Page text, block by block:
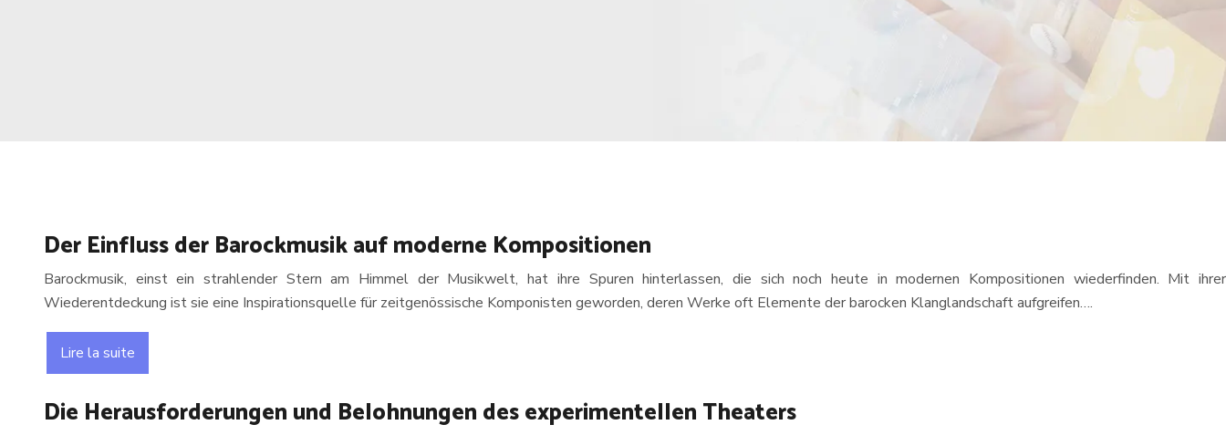
Der Einfluss der Barockmusik auf moderne Kompositionen
Barockmusik, einst ein strahlender Stern am Himmel der Musikwelt, hat ihre Spuren hinterlassen, die sich noch heute in modernen Kompositionen wiederfinden. Mit ihrer
Wiederentdeckung ist sie eine Inspirationsquelle für zeitgenössische Komponisten geworden, deren Werke oft Elemente der barocken Klanglandschaft aufgreifen….
Lire la suite
Die Herausforderungen und Belohnungen des experimentellen Theaters